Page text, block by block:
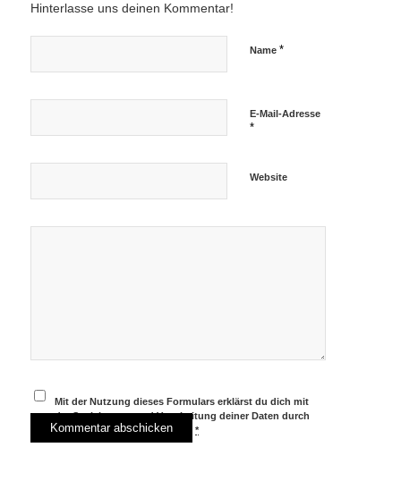
Hinterlasse uns deinen Kommentar!
Name *
E-Mail-Adresse
*
Website
Mit der Nutzung dieses Formulars erklärst du dich mit
der Speicherung und Verarbeitung deiner Daten durch
diese Website einverstanden.*